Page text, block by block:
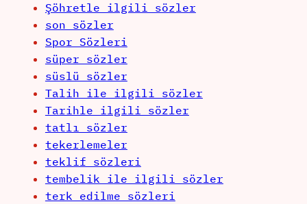
Şöhretle ilgili sözler
son sözler
Spor Sözleri
süper sözler
süslü sözler
Talih ile ilgili sözler
Tarihle ilgili sözler
tatlı sözler
tekerlemeler
teklif sözleri
tembelik ile ilgili sözler
terk edilme sözleri